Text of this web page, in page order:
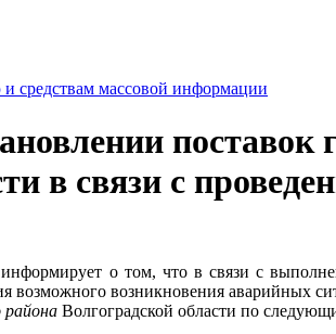
средствам массовой информации
в связи с
о том, что в связи с
возможного возникновения аварийных
района Волгоградской области по